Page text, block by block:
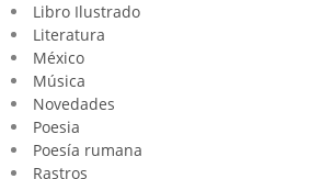
Libro Ilustrado
Literatura
México
Música
Novedades
Poesia
Poesía rumana
Rastros